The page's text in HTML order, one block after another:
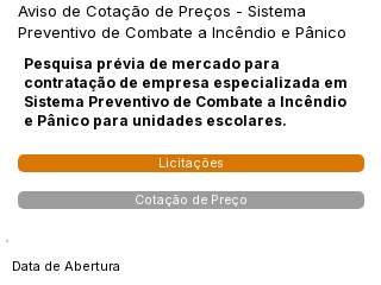
Aviso de Cotação de Preços - Sistema
Preventivo de Combate a Incêndio e Pânico
Pesquisa prévia de mercado para
contratação de empresa especializada em
Sistema Preventivo de Combate a Incêndio
e Pânico para unidades escolares.
Licitações
Cotação de Preço
Data de Abertura